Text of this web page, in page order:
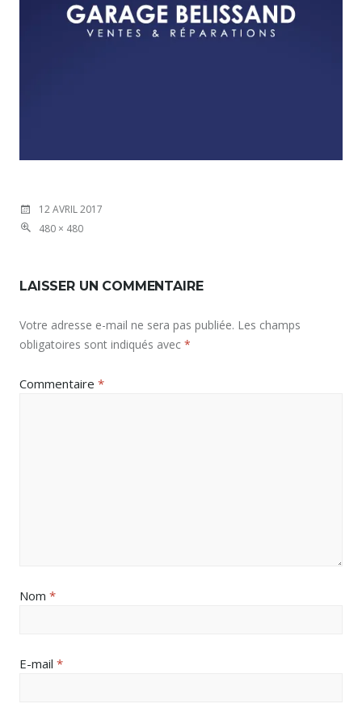
12 AVRIL 2017
480 × 480
LAISSER UN COMMENTAIRE
Votre adresse e-mail ne sera pas publiée. Les champs
obligatoires sont indiqués avec *
Commentaire *
Nom *
E-mail *